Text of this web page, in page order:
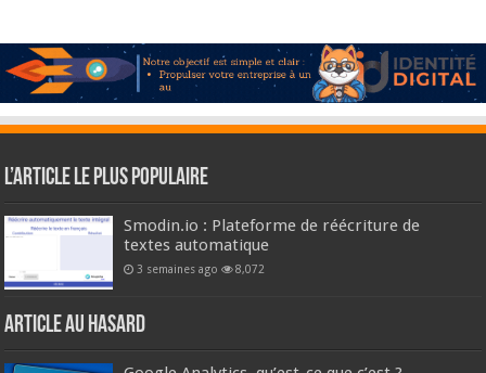
L’article le plus populaire
Smodin.io : Plateforme de réécriture de
textes automatique
3 semaines ago 8,072
Article au hasard